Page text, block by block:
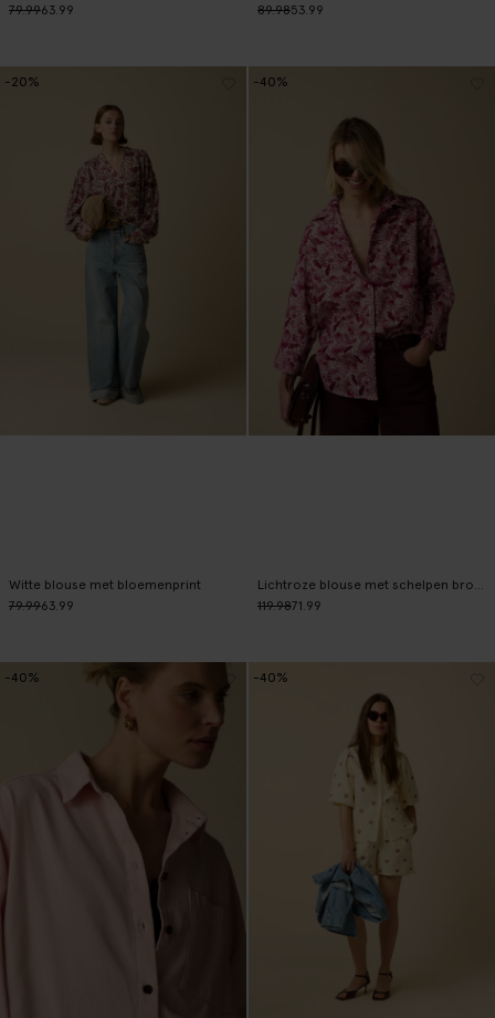
79.9963.99
89.9853.99
Witte blouse met bloemenprint
79.9963.99
-20%
119.9871.99
-40%
-40% -40%